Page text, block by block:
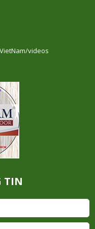
videos
TIN